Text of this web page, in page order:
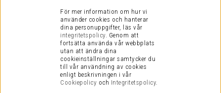
Vi är en certifierad E-handel
För mer information om hur vi
använder cookies och hanterar
dina personuppgifter, läs vår
integritetspolicy. Genom att
fortsätta använda vår webbplats
utan att ändra dina
cookieinställningar samtycker du
till vår användning av cookies
enligt beskrivningen i vår
Cookiepolicy och Integritetspolicy.